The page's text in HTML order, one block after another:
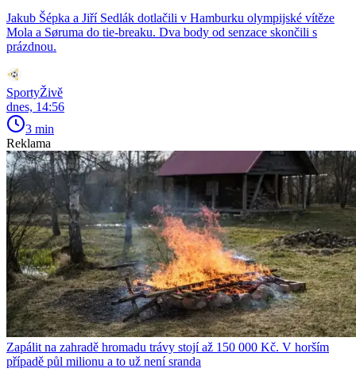
Jakub Šépka a Jiří Sedlák dotlačili v Hamburku olympijské vítěze
Mola a Søruma do tie-breaku. Dva body od senzace skončili s
prázdnou.
SportyŽivě
dnes, 14:56
3 min
Reklama
Zapálit na zahradě hromadu trávy stojí až 150 000 Kč. V horším
případě půl milionu a to už není sranda